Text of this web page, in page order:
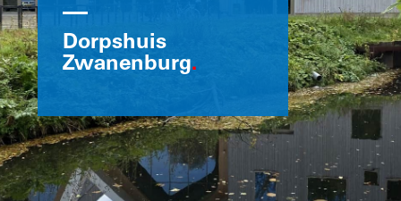
Dorpshuis
Zwanenburg.